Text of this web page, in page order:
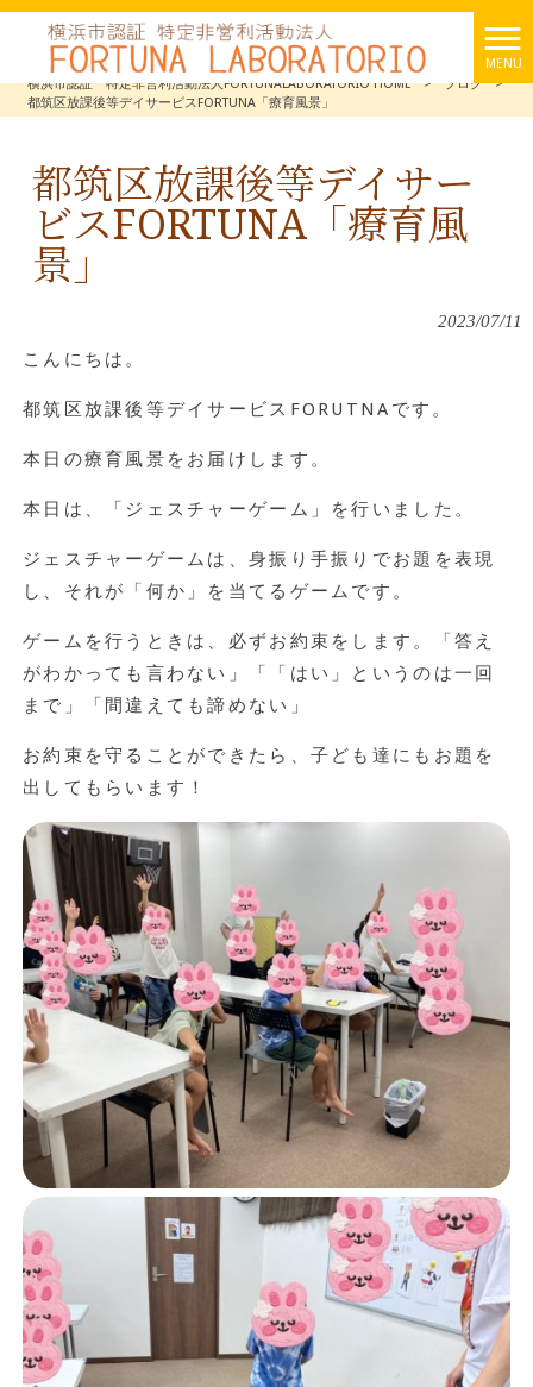
MENU
横浜市認証 特定非営利活動法人FORTUNALABORATORIO HOME
> ブログ
>
都筑区放課後等デイサービスFORTUNA「療育風景」
都筑区放課後等デイサー
ビスFORTUNA「療育風
景」
2023/07/11
こんにちは。
都筑区放課後等デイサービスFORUTNAです。
本日の療育風景をお届けします。
本日は、「ジェスチャーゲーム」を行いました。
ジェスチャーゲームは、身振り手振りでお題を表現
し、それが「何か」を当てるゲームです。
ゲームを行うときは、必ずお約束をします。「答え
がわかっても言わない」「「はい」というのは一回
まで」「間違えても諦めない」
お約束を守ることができたら、子ども達にもお題を
出してもらいます！